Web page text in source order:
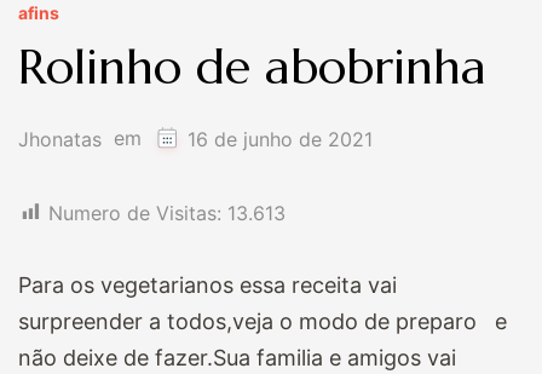
afins
Rolinho de abobrinha
Jhonatas em 16 de junho de 2021
Numero de Visitas: 13.613
Para os vegetarianos essa receita vai
surpreender a todos,veja o modo de preparo e
não deixe de fazer.Sua familia e amigos vai